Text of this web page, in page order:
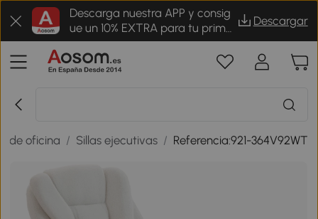
Descarga nuestra APP y consig
ue un 10% EXTRA para tu prime
r pedido
Descargar
de oficina / Sillas ejecutivas / Referencia:921-364V92WT